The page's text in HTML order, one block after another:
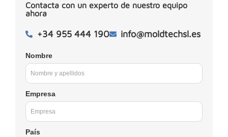
Contacta con un experto de nuestro equipo
ahora
+34 955 444 190 info@moldtechsl.es
Nombre
Empresa
País